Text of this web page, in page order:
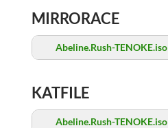
MIRRORACE
Abeline.Rush-TENOKE.iso
KATFILE
Abeline.Rush-TENOKE.iso